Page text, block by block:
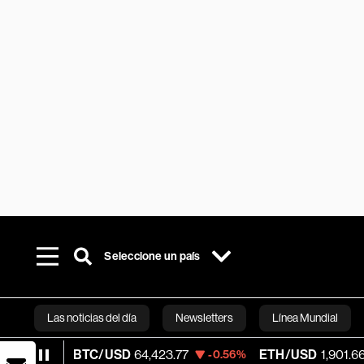
Seleccione un país
Las noticias del día Newsletters Línea Mundial
Bloomberg
BTC/USD 64,423.77 -0.56% ETH/USD 1,901.668 -